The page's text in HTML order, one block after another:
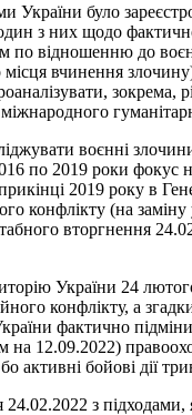
було
з них щодо
відношенню до
місця вчинення
воєнні
по 2019 роки
2019 року в
(на заміну
вторгнення
України 24
конфлікту, а
фактично
на 12.09.2022)
активні бойові дії
24.02.2022 з